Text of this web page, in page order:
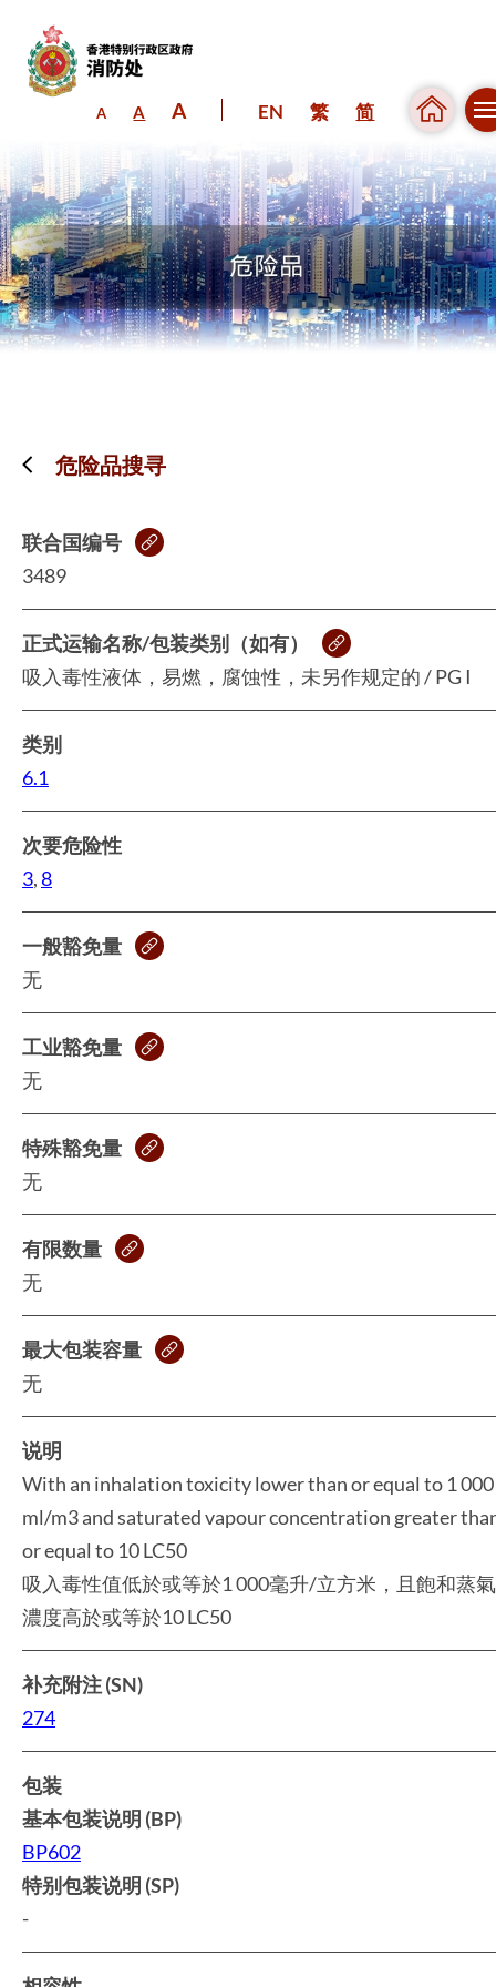
A A A EN 繁 简
危险品搜寻
联合国编号
3489
正式运输名称/包装类别（如有）
吸入毒性液体，易燃，腐蚀性，未另作规定的 / PG I
类别
6.1
次要危险性
3,8
一般豁免量
无
工业豁免量
无
特殊豁免量
无
有限数量
无
最大包装容量
无
说明
With an inhalation toxicity lower than or equal to 1 000
ml/m3 and saturated vapour concentration greater
or equal to 10 LC50
吸入毒性值低於或等於1 000毫升/立方米，且飽和蒸氣
濃度高於或等於10 LC50
补充附注 (SN)
274
包装
基本包装说明 (BP)
BP602
特别包装说明 (SP)
-